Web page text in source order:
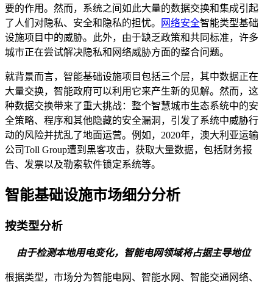
要的作用。然而，系统之间如此大量的数据交换和集成引起
了人们对隐私、安全和隐私的担忧。
网络安全智能类型基础
设施项目中的威胁。此外，由于缺乏政策和共同标准，许多
城市正在尝试解决隐私和网络威胁方面的整合问题。
就背景而言，智能基础设施项目包括三个层，其中数据正在
大量交换，智能政府可以利用它来产生新的见解。然而，这
种数据交换带来了重大挑战：整个智慧城市生态系统中的安
全策略、程序和其他隐藏的安全漏洞，引发了系统中威胁行
动的风险并扰乱了地面运营。例如，2020年，澳大利亚运输
公司Toll Group遭到黑客攻击，获取大量数据，包括财务报
告、发票以及勒索软件锁定系统等。
智能基础设施市场细分分析
按类型分析
由于检测本地用电变化，智能电网领域将占据主导地位
根据类型，市场分为智能电网、智能水网、智能交通网络、